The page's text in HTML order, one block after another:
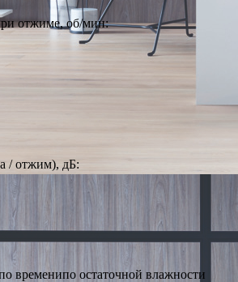
отжиме, об/мин:
/ отжим), дБ:
временипо остаточной влажности